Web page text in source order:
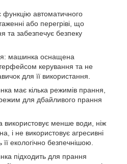
автоматичного
або перегріві, що
та забезпечує безпеку
машинка оснащена
керування та не
для її використання.
має кілька режимів прання,
для дбайливого прання
використовує менше води, ніж
і не використовує агресивні
екологічно безпечнішою.
підходить для прання